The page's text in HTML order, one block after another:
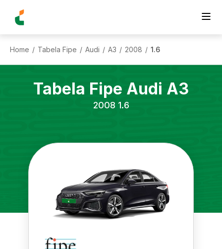
Home / Tabela Fipe / Audi / A3 / 2008 / 1.6
Tabela Fipe Audi A3
2008 1.6